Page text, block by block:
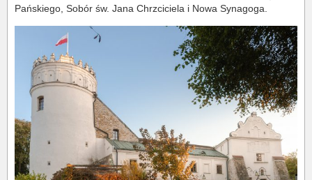
Pańskiego, Sobór św. Jana Chrzciciela i Nowa Synagoga.